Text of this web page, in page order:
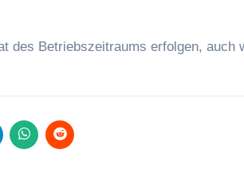
des Betriebszeitraums erfolgen, auch